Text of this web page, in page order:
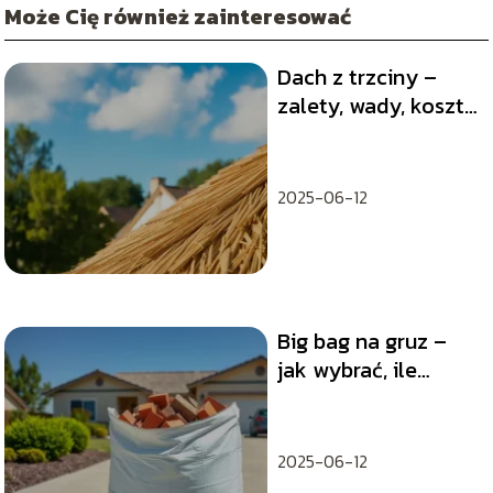
Może Cię również zainteresować
Dach z trzciny –
zalety, wady, koszt
2025-06-12
Big bag na gruz –
jak wybrać, ile
2025-06-12